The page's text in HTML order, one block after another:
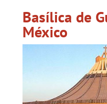
Basílica de
México